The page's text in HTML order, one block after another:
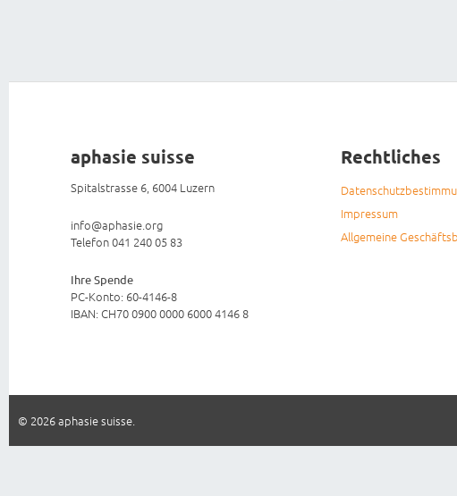
aphasie suisse
Spitalstrasse 6, 6004 Luzern
info@aphasie.org
Telefon 041 240 05 83
Ihre Spende
PC-Konto: 60-4146-8
IBAN: CH70 0900 0000 6000 4146 8
Rechtliches
Impressum
Allgemeine
© 2026 aphasie suisse.